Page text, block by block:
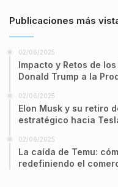
Publicaciones más
02/06/2025
Impacto y Retos de
Donald Trump a la
02/06/2025
Elon Musk y su retiro
estratégico hacia
02/06/2025
La caída de Temu:
redefiniendo el